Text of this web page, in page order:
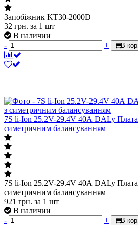
Запобіжник KT30-2000D
32 грн. за 1 шт
В наличии
-
+ В
7S li-Ion 25.2V-29.4V 40А DALy Плата
симетричним балансуванням
7S li-Ion 25.2V-29.4V 40А DALy Плата
симетричним балансуванням
921 грн. за 1 шт
В наличии
-
+ В